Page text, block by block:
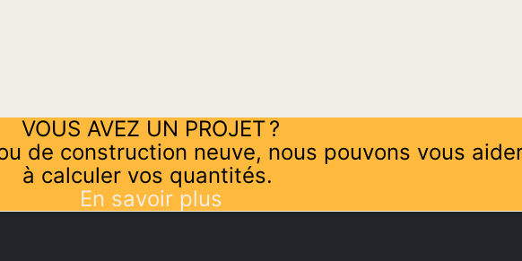
VOUS AVEZ UN PROJET ?
de construction neuve, nous pouvons vous
à calculer vos quantités.
En savoir plus